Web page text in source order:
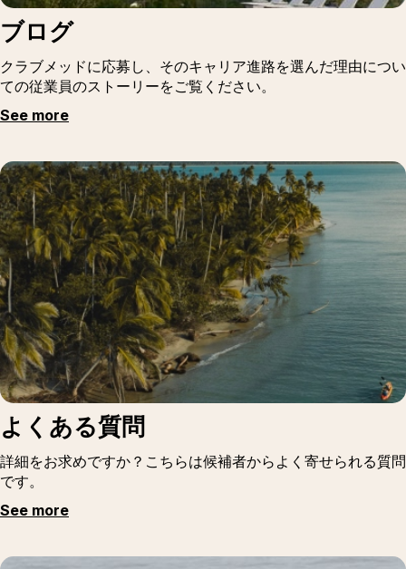
ブログ
クラブメッドに応募し、そのキャリア進路を選んだ理由につい
ての従業員のストーリーをご覧ください。
See more
よくある質問
詳細をお求めですか？こちらは候補者からよく寄せられる質問
です。
See more